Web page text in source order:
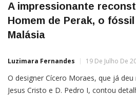
A impressionante
Homem de Perak, o
Malásia
Luzimara Fernandes 19 De Julho De
O designer Cícero Moraes, que já
Jesus Cristo e D. Pedro I, contou